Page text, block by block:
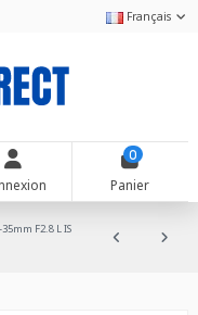
Français
0
Panier
35mm F2.8 L IS